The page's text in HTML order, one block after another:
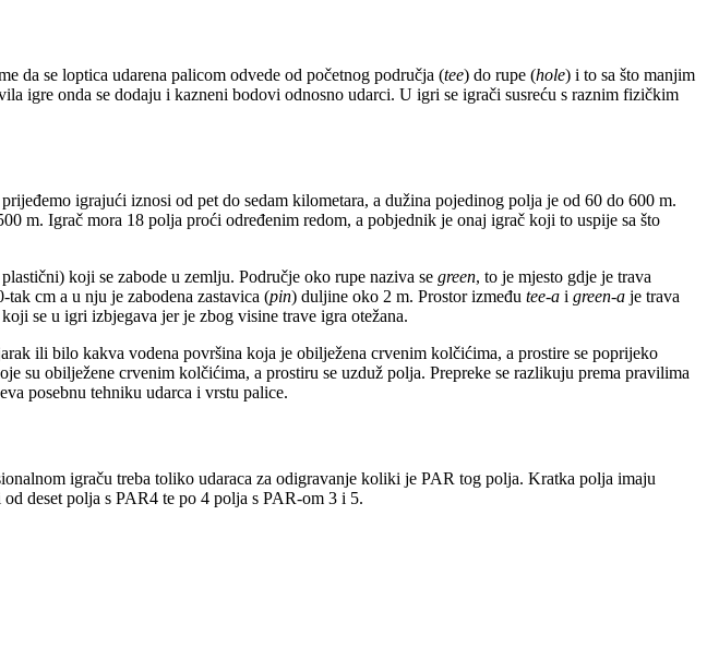
da se loptica udarena palicom odvede od početnog područja (tee) do rupe (hole) i to sa što manjim
igre onda se dodaju i kazneni bodovi odnosno udarci. U igri se igrači susreću s raznim fizičkim
igrajući iznosi od pet do sedam kilometara, a dužina pojedinog polja je od 60 do 600 m.
m. Igrač mora 18 polja proći određenim redom, a pobjednik je onaj igrač koji to uspije sa što
koji se zabode u zemlju. Područje oko rupe naziva se green, to je mjesto gdje je trava
cm a u nju je zabodena zastavica (pin) duljine oko 2 m. Prostor između tee-a i green-a je trava
koji se u igri izbjegava jer je zbog visine trave igra otežana.
ili bilo kakva vodena površina koja je obilježena crvenim kolčićima, a prostire se poprijeko
su obilježene crvenim kolčićima, a prostiru se uzduž polja. Prepreke se razlikuju prema pravilima
posebnu tehniku udarca i vrstu palice.
igraču treba toliko udaraca za odigravanje koliki je PAR tog polja. Kratka polja imaju
deset polja s PAR4 te po 4 polja s PAR-om 3 i 5.